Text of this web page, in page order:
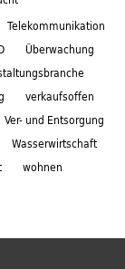
Telekommunikation
Überwachung
verkaufsoffen
Ver- und Entsorgung
Wasserwirtschaft
wohnen